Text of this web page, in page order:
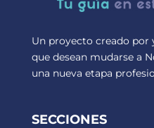
Un proyecto creado por
que desean mudarse a
una nueva etapa
SECCIONES